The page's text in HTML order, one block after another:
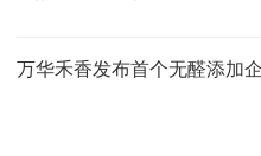
万华禾香发布首个无醛添加